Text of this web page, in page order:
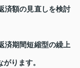
済額の見直しを検討
済期間短縮型の繰上
ります。